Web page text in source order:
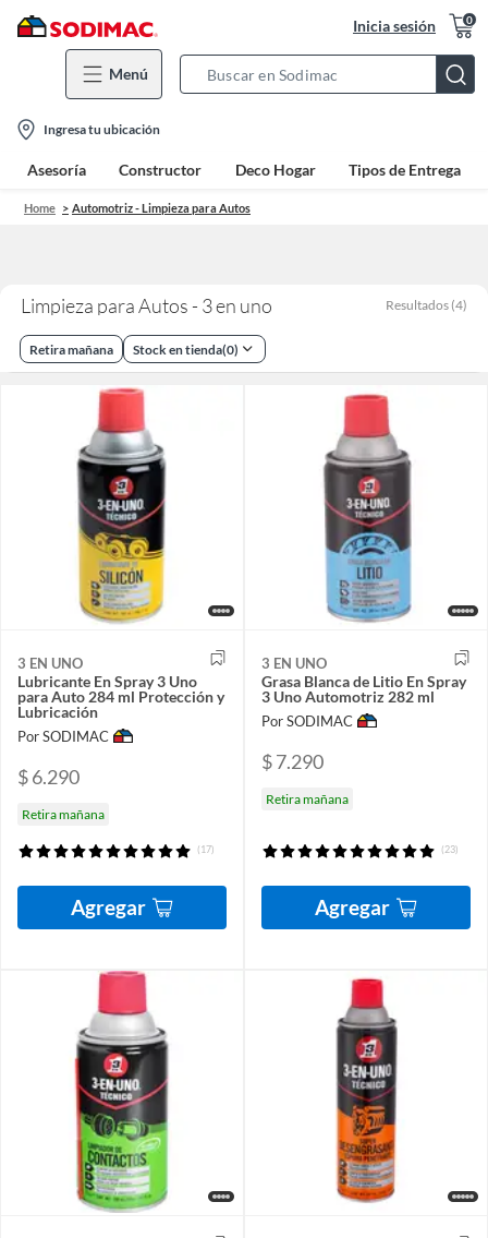
Inicia sesión 0
Menú
Bar
location-
icon
Ingresa tu ubicación
Asesoría Constructor Deco Hogar Tipos de Entrega
Home Automotriz - Limpieza para Autos
Limpieza para Autos - 3 en uno Resultados (4)
Retira mañana Stock en tienda(0)
3 EN UNO
Lubricante En Spray 3 Uno
para Auto 284 ml Protección y
Lubricación
Por SODIMAC
$ 6.290
Retira mañana
(17)
Agregar
3 EN UNO
Grasa Blanca de Litio En Spray
3 Uno Automotriz 282 ml
Por SODIMAC
$ 7.290
Retira mañana
(23)
Agregar